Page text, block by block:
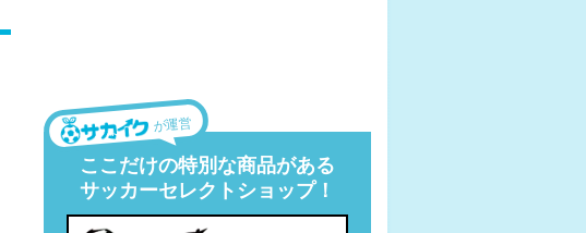
が運営
ここだけの特別な商品がある
サッカーセレクトショップ！